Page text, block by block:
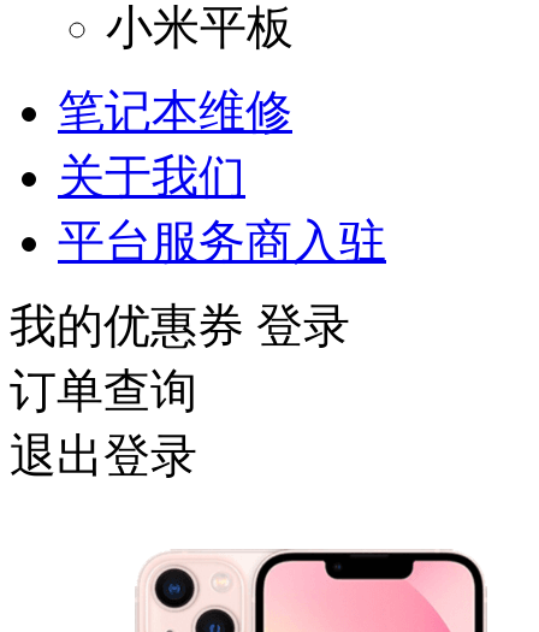
小米平板
笔记本维修
关于我们
平台服务商入驻
我的优惠券 登录
订单查询
退出登录